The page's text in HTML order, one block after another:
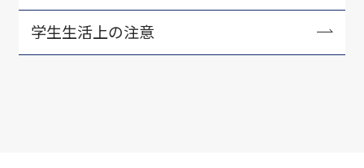
学生生活に役立つ刊行物・資料
各種相談・支援窓口
学生生活上の注意